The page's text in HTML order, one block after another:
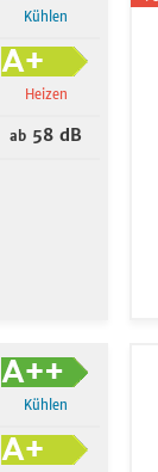
-25 bis +24 (°C)
51
54
58
Kühlen
Heizen
ab 58 dB
Kühlen